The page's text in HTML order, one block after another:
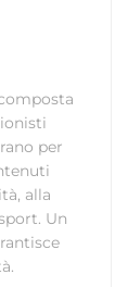
Utilizzare
di
dati
Sempre attivo
per
alla
Un